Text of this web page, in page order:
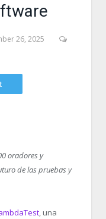
26, 2025
oradores y
de las pruebas y
, una